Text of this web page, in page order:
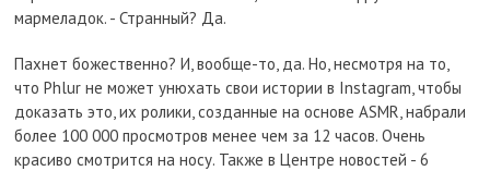
мармеладок. - Странный? Да.
Пахнет божественно? И, вообще-то, да. Но, несмотря на то,
что Phlur не может унюхать свои истории в Instagram, чтобы
доказать это, их ролики, созданные на основе ASMR, набрали
более 100 000 просмотров менее чем за 12 часов. Очень
красиво смотрится на носу. Также в Центре новостей - 6